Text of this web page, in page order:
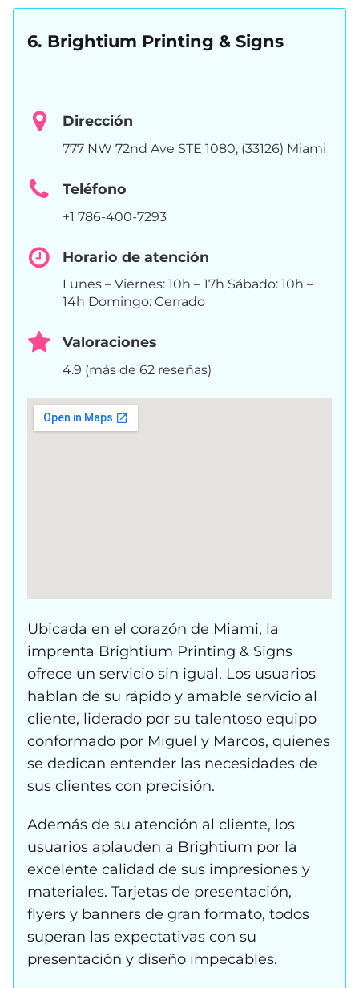
6. Brightium Printing & Signs
Dirección
777 NW 72nd Ave STE 1080, (33126) Miami
Teléfono
+1 786-400-7293
Horario de atención
Lunes – Viernes: 10h – 17h Sábado: 10h –
14h Domingo: Cerrado
Valoraciones
4.9 (más de 62 reseñas)
Ubicada en el corazón de Miami, la
imprenta Brightium Printing & Signs
ofrece un servicio sin igual. Los usuarios
hablan de su rápido y amable servicio al
cliente, liderado por su talentoso equipo
conformado por Miguel y Marcos, quienes
se dedican entender las necesidades de
sus clientes con precisión.
Además de su atención al cliente, los
usuarios aplauden a Brightium por la
excelente calidad de sus impresiones y
materiales. Tarjetas de presentación,
flyers y banners de gran formato, todos
superan las expectativas con su
presentación y diseño impecables.